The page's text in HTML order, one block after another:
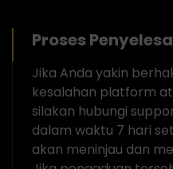
Proses
Jika Anda yakin
kesalahan platform
silakan hubungi
dalam waktu 7 hari
akan meninjau dan